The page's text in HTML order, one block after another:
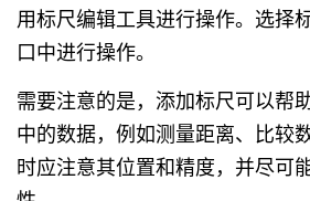
用标尺编辑工具进行操作。选择
口中进行操作。
需要注意的是，添加标尺可以帮
中的数据，例如测量距离、比较
时应注意其位置和精度，并尽可